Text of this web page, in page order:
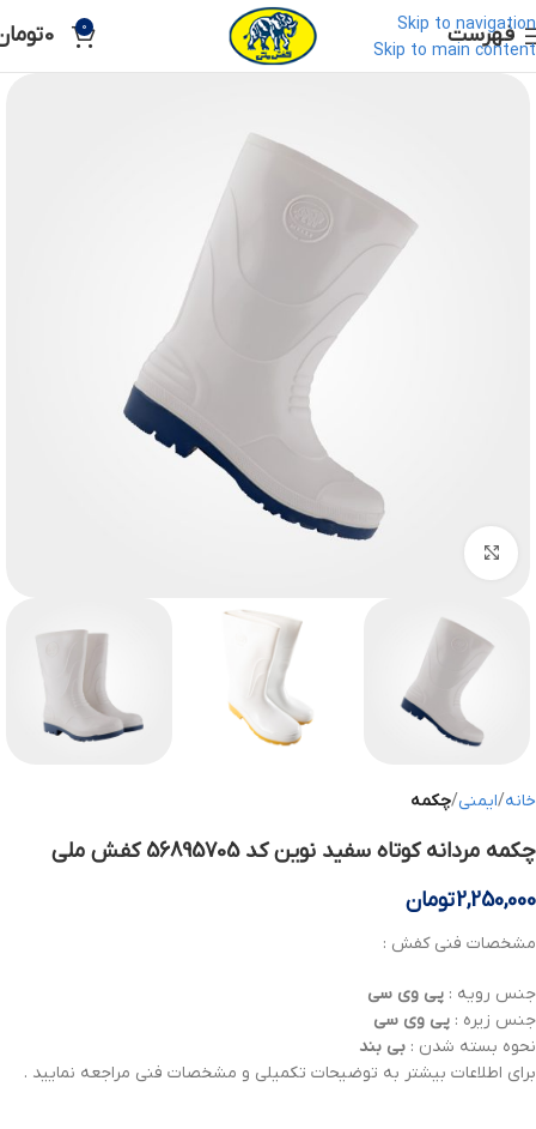
Skip to navigation
Skip to main content
فهرست 0
0
خانه ایمنی چکمه
چکمه مردانه کوتاه سفید نوین کد 56895705 کفش ملی
2,250,000تومان
مشخصات فنی کفش :
جنس رویه : پی وی سی
جنس زیره : پی وی سی
نحوه بسته شدن : بی بند
برای اطلاعات بیشتر به توضیحات تکمیلی و مشخصات فنی مراجعه نمایید .